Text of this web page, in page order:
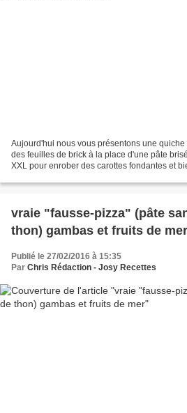
Aujourd'hui nous vous présentons une
des feuilles de brick à la place d'une pâte
XXL pour enrober des carottes fondantes et
vraie "fausse-pizza" (pâte
thon) gambas et fruits de mer
Publié le 27/02/2016 à 15:35
Par Chris Rédaction - Josy Recettes